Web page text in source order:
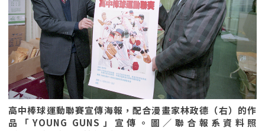
高中棒球運動聯賽宣傳海報，配合漫畫家林政德（右）的作
品「YOUNG GUNS」宣傳。圖／聯合報系資料照